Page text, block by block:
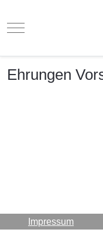
Mobile Menu Toggle
Ehrungen
Impressum